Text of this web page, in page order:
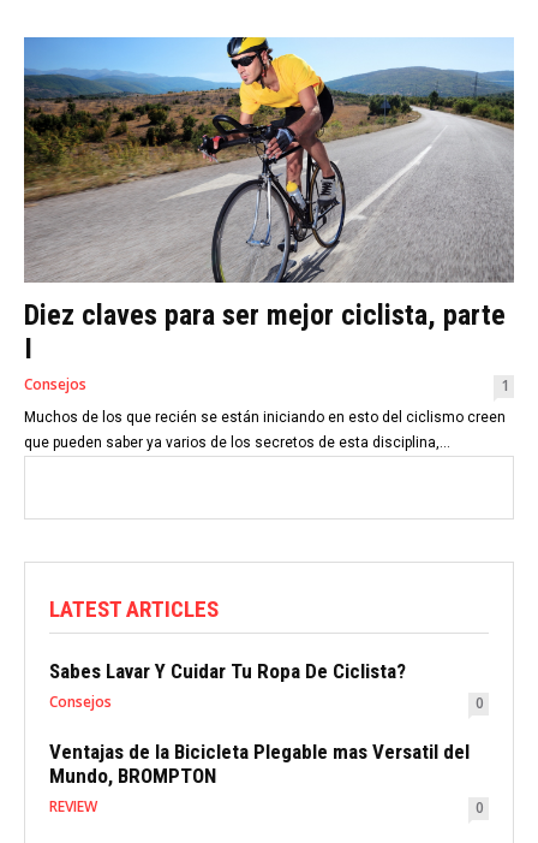
Diez claves para ser mejor ciclista, parte
I
Consejos 1
Muchos de los que recién se están iniciando en esto del ciclismo creen
que pueden saber ya varios de los secretos de esta disciplina,...
LATEST ARTICLES
Sabes Lavar Y Cuidar Tu Ropa De Ciclista?
Consejos 0
Ventajas de la Bicicleta Plegable mas Versatil del
Mundo, BROMPTON
REVIEW 0